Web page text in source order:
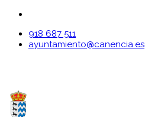
918 687 511
ayuntamiento@canencia.es